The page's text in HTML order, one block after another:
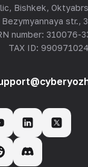
Bishkek,
Bezymyannaya str.,
number: 310076-
TAX ID: